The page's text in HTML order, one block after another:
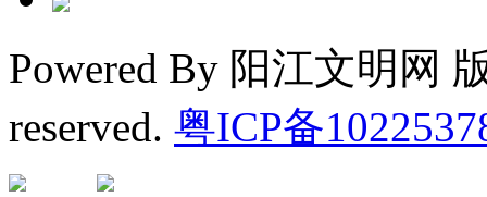
Powered By 阳江文明网
reserved. 粤ICP备